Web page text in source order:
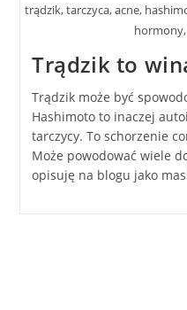
trądzik, tarczyca, acne,
Trądzik to
Trądzik może być
Hashimoto to inaczej
tarczycy. To schorzenie
Może powodować wiele
opisuję na blogu jako